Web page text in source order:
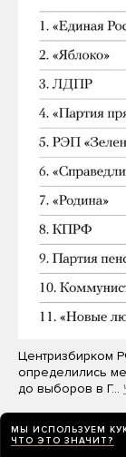
Центризбирком
определились
до выборов в Г…
МЫ ИСПОЛЬЗУЕМ
ЧТО ЭТО ЗНАЧИТ?